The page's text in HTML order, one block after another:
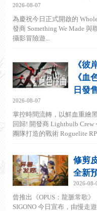
2026-08-07
為慶祝今日正式開啟的
發商 Something We Made
攝影冒險遊...
《彼
《血
日發
2026-08-07
掌控時間流轉，以鮮血重繪
回歸! 開發商 Lightbulb Crew
團隊打造的戰術 Roguelite
修剪
全新
2026-08-
曾推出《OPUS：龍脈常歌
SIGONO 今日宣布，由慢走